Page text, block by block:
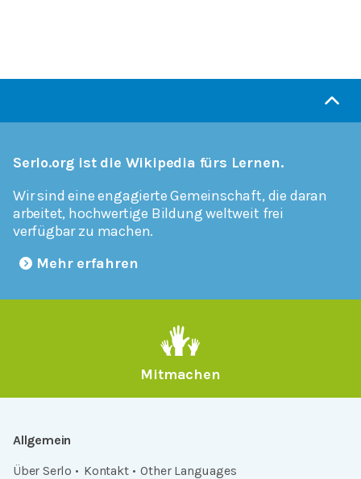
Serlo.org ist die Wikipedia fürs Lernen.
Wir sind eine engagierte Gemeinschaft, die daran
arbeitet, hochwertige Bildung weltweit frei
verfügbar zu machen.
Mehr erfahren
Mitmachen
Allgemein
Über Serlo
Kontakt Other Languages